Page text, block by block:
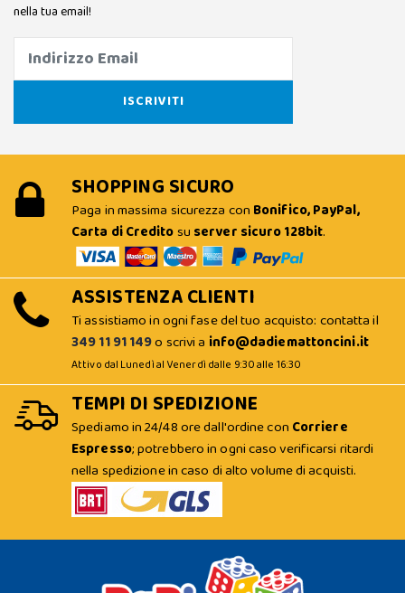
nella tua email!
SHOPPING SICURO
Paga in massima sicurezza con Bonifico, PayPal,
Carta di Creditosu server sicuro 128bit.
ASSISTENZA CLIENTI
Ti assistiamo in ogni fase del tuo acquisto: contatta il
349 11 91 149o scrivi a info@dadiemattoncini.it
Attivo dal Lunedì al Venerdì dalle 9:30 alle 16:30
TEMPI DI SPEDIZIONE
Spediamo in 24/48 ore dall'ordine con Corriere
Espresso; potrebbero in ogni caso verificarsi ritardi
nella spedizione in caso di alto volume di acquisti.